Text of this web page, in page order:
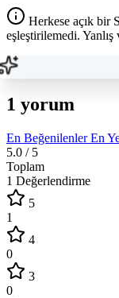
Herkese açık bir
eşleştirilemedi.
1 yorum
En BeğenilenlerEn
5.0 / 5
Toplam
1 Değerlendirme
5
1
4
0
3
0